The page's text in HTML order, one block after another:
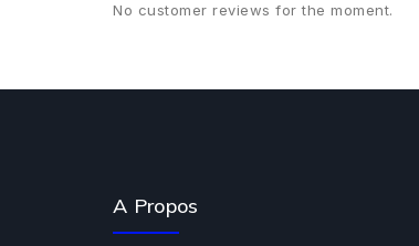
No customer reviews for the moment.
A Propos